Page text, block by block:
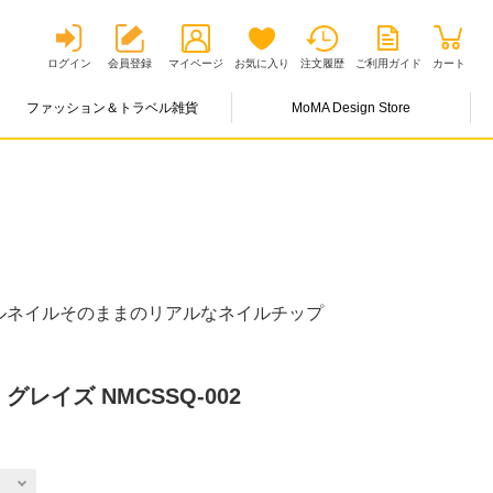
ログイン 会員登録 マイページ お気に入り 注文履歴 ご利用ガイド カート
ファッション＆トラベル雑貨 MoMA Design Store
イルそのままのリアルなネイルチップ
レイズ NMCSSQ-002